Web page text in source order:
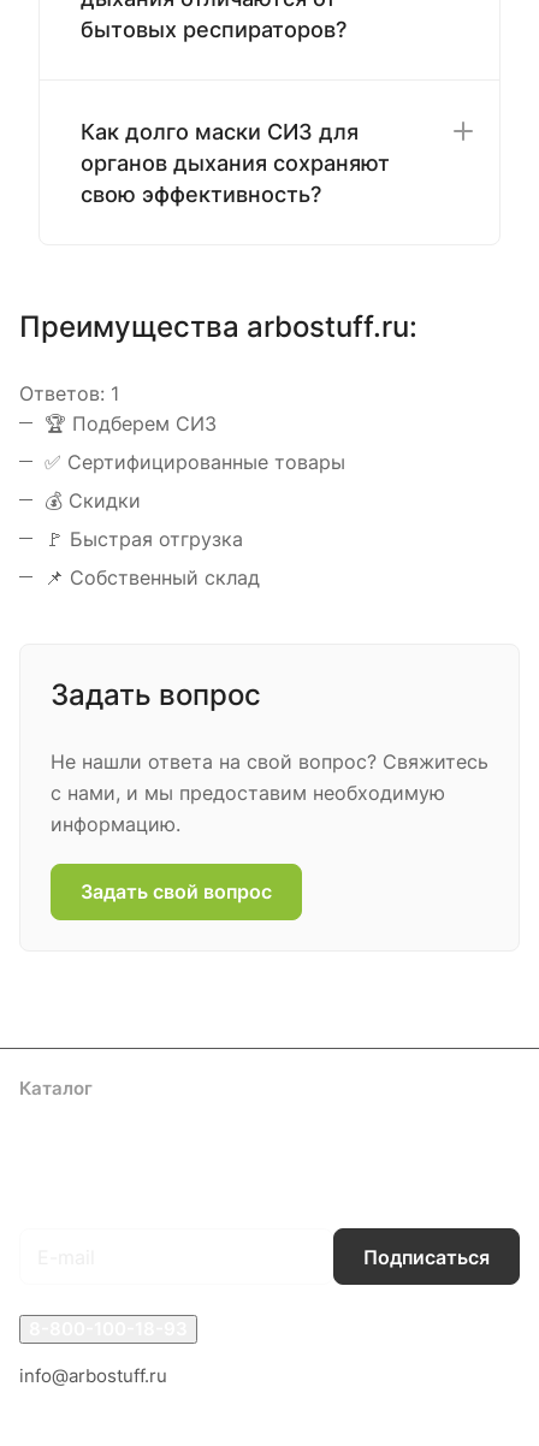
бытовых респираторов?
Как долго маски СИЗ для
органов дыхания сохраняют
свою эффективность?
Преимущества arbostuff.ru:
Ответов: 1
️🏆 Подберем СИЗ
✅ Сертифицированные товары
💰 Скидки
🚩 Быстрая отгрузка
📌 Собственный склад
Задать вопрос
Не нашли ответа на свой вопрос? Свяжитесь
с нами, и мы предоставим необходимую
информацию.
Задать свой вопрос
Каталог
Подписаться
info@arbostuff.ru